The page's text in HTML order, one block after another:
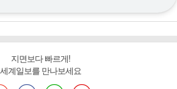
지면보다 빠르게!
세계일보를 만나보세요